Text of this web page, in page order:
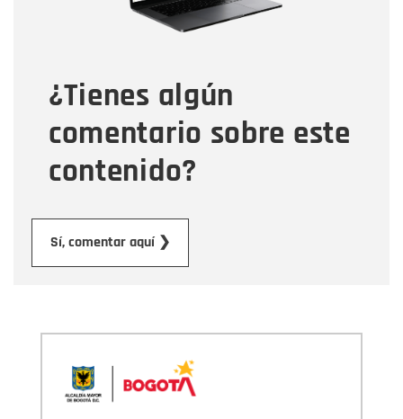
¿Tienes algún
comentario sobre este
contenido?
Sí, comentar aquí ❯
Tipo de comentario
Mensaje